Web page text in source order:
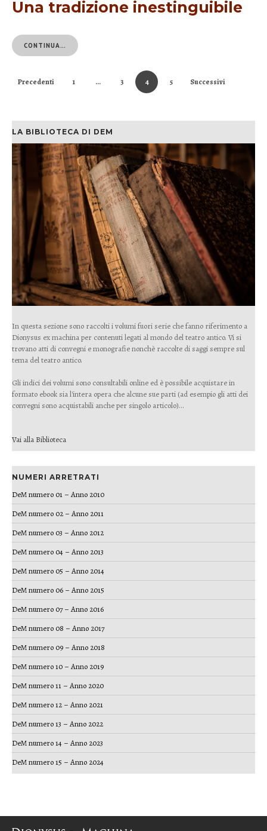
Una tradizione inestinguibile
CONTINUA…
Precedenti 1 … 3 4 5 Successivi
LA BIBLIOTECA DI DEM
In questa sezione sono raccolti i volumi fuori serie che fanno riferimento a
Dionysus ex machina per contenuti legati al mondo del teatro antico. Vi si
trovano atti di convegni e monografie nonchè raccolte di saggi sempre sul
tema del teatro antico.
Gli indici dei volumi sono consultabili online ed è possibile acquistare in
formato ebook sia l'intera opera che alcune sue parti (ad esempio gli atti dei
convegni sono acquistabili anche per singolo articolo)...
Vai alla Biblioteca
NUMERI ARRETRATI
DeM numero 01 – Anno 2010
DeM numero 02 – Anno 2011
DeM numero 03 – Anno 2012
DeM numero 04 – Anno 2013
DeM numero 05 – Anno 2014
DeM numero 06 – Anno 2015
DeM numero 07 – Anno 2016
DeM numero 08 – Anno 2017
DeM numero 09 – Anno 2018
DeM numero 10 – Anno 2019
DeM numero 11 – Anno 2020
DeM numero 12 – Anno 2021
DeM numero 13 – Anno 2022
DeM numero 14 – Anno 2023
DeM numero 15 – Anno 2024